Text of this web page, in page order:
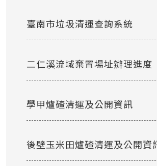
臺南市垃圾清運查詢系統
二仁溪流域棄置場址辦理進度
學甲爐碴清運及公開資訊
後壁玉米田爐碴清運及公開資